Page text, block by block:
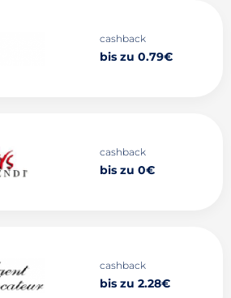
cashback
bis zu 0.79€
cashback
bis zu 0€
cashback
bis zu 2.28€